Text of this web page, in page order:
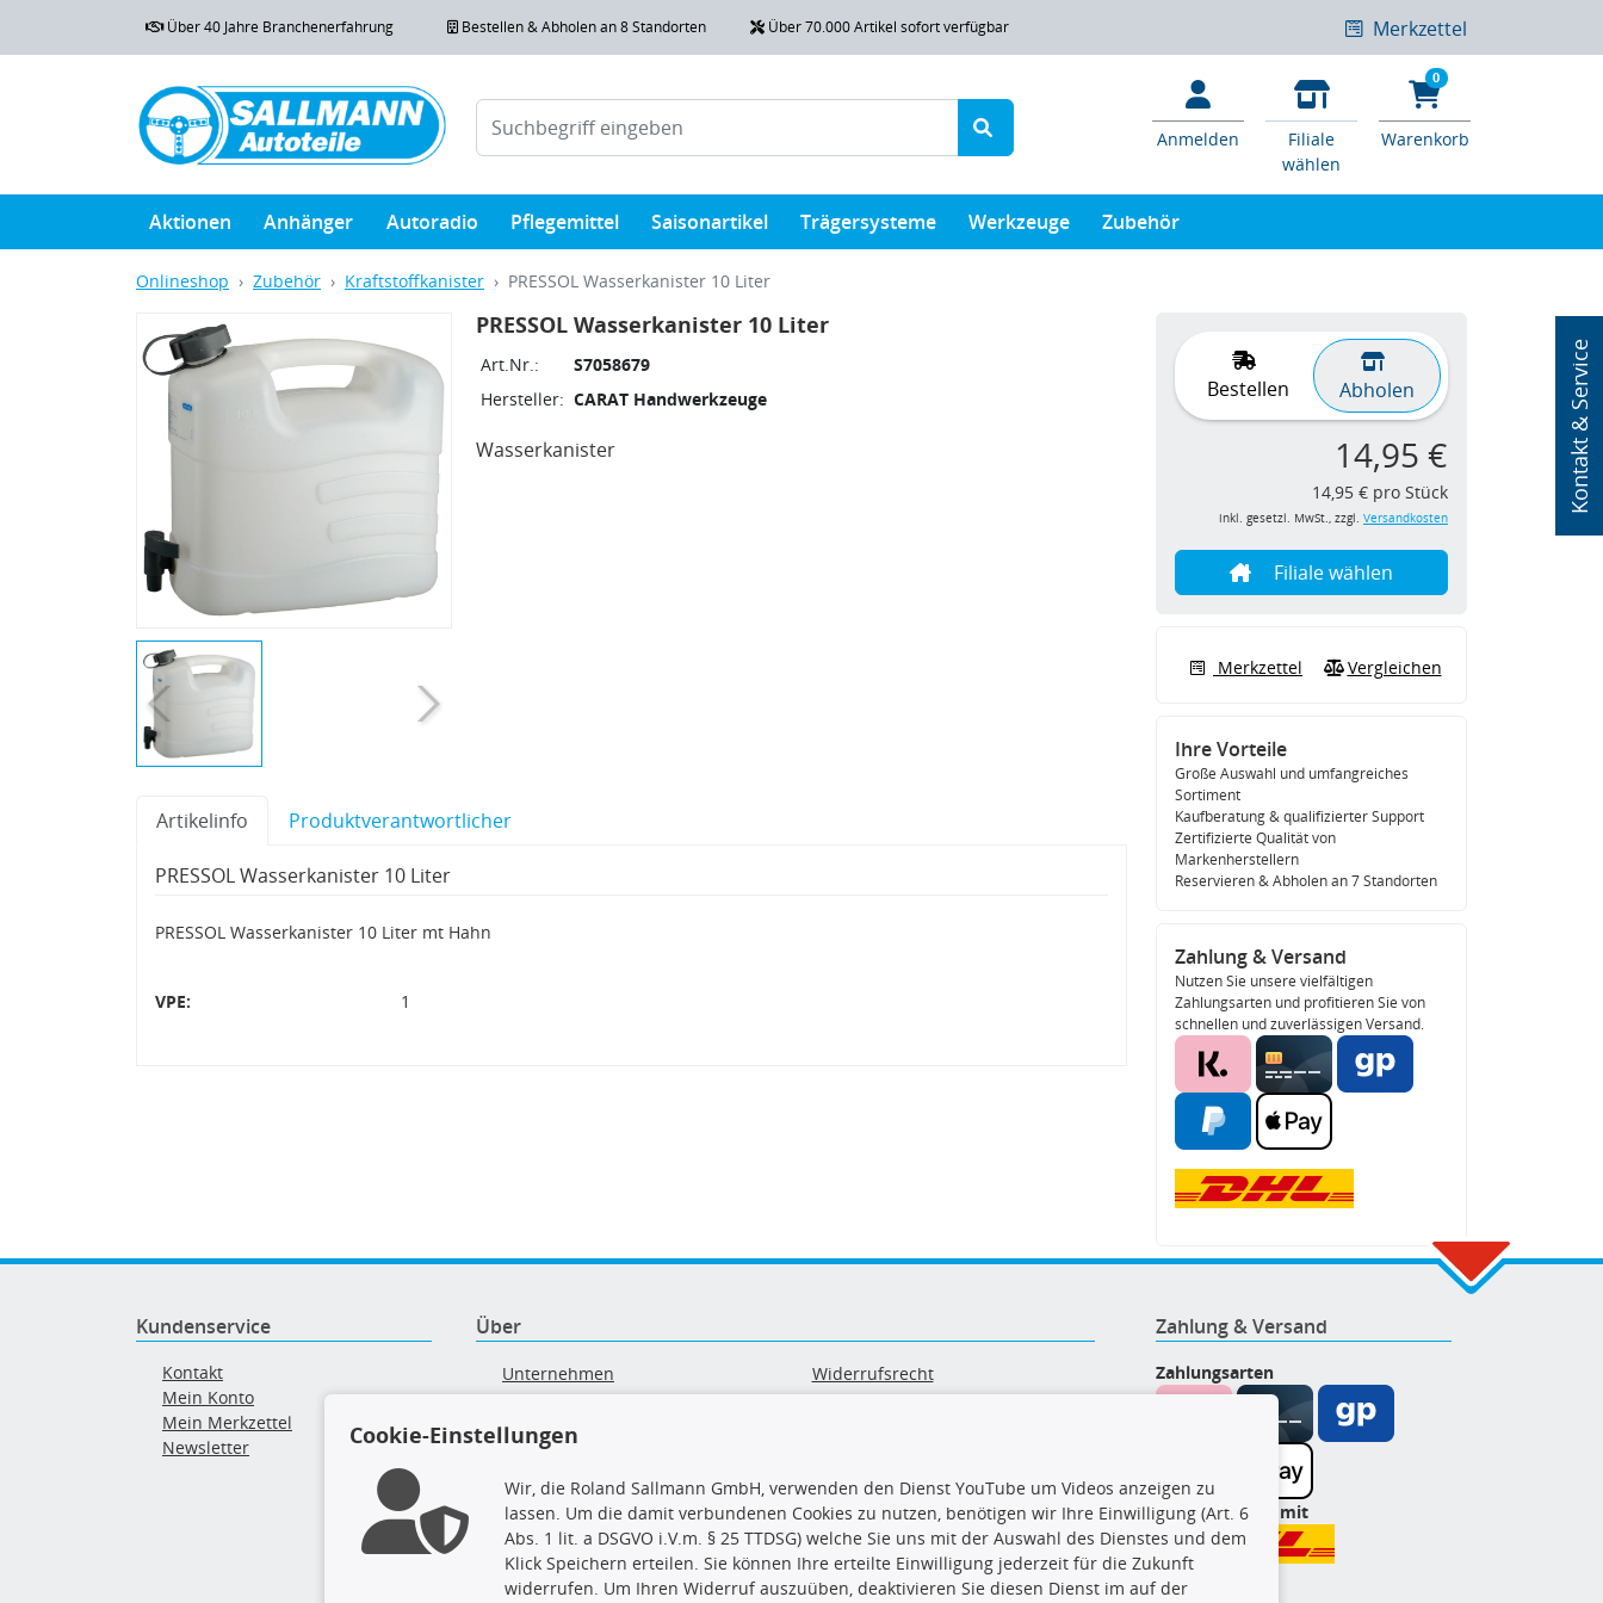
Kontakt & Service
Über 40 Jahre Branchenerfahrung Bestellen & Abholen an 8 Standorten Über 70.000 Artikel sofort verfügbar Merkzettel
Anmelden
Filiale
wählen
0
Warenkorb
Aktionen Anhänger Autoradio Pflegemittel Saisonartikel Trägersysteme Werkzeuge Zubehör
Onlineshop Zubehör Kraftstoffkanister PRESSOL Wasserkanister 10 Liter
PRESSOL Wasserkanister 10 Liter
Art.Nr.:
S7058679
Hersteller: CARAT Handwerkzeuge
Wasserkanister
Artikelinfo Produktverantwortlicher
PRESSOL Wasserkanister 10 Liter
PRESSOL Wasserkanister 10 Liter mt Hahn
VPE: 1
Bestellen Abholen
14,95 €
14,95 € pro Stück
inkl. gesetzl. MwSt., zzgl. Versandkosten
Filiale wählen
Merkzettel Vergleichen
Ihre Vorteile
Große Auswahl und umfangreiches
Sortiment
Kaufberatung & qualifizierter Support
Zertifizierte Qualität von
Markenherstellern
Reservieren & Abholen an 7 Standorten
Zahlung & Versand
Nutzen Sie unsere vielfältigen
Zahlungsarten und profitieren Sie von
schnellen und zuverlässigen Versand.
Kundenservice
Kontakt
Mein Konto
Mein Merkzettel
Newsletter
Über
Unternehmen
AGB
Versand & Zahlung
Altgeräte-/ Batterieentsorgung
Widerrufsrecht
Widerrufsformular
Barrierefreiheitserklärung
Zahlung & Versand
Zahlungsarten
Wir versenden mit
Cookie-Einstellungen
Wir, die Roland Sallmann GmbH, verwenden den Dienst YouTube um Videos anzeigen zu
lassen. Um die damit verbundenen Cookies zu nutzen, benötigen wir Ihre Einwilligung (Art. 6
Abs. 1 lit. a DSGVO i.V.m. § 25 TTDSG) welche Sie uns mit der Auswahl des Dienstes und dem
Klick Speichern erteilen. Sie können Ihre erteilte Einwilligung jederzeit für die Zukunft
widerrufen. Um Ihren Widerruf auszuüben, deaktivieren Sie diesen Dienst im auf der